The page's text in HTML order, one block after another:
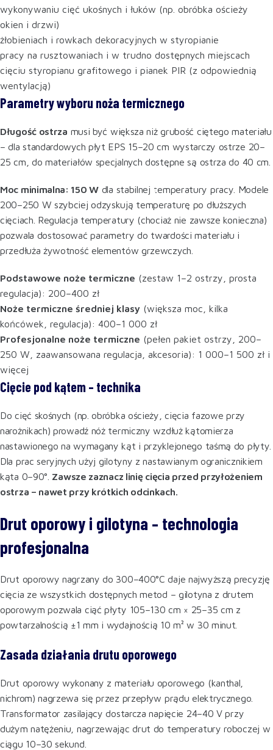
wykonywaniu cięć ukośnych i łuków (np. obróbka ościeży
okien i drzwi)
żłobieniach i rowkach dekoracyjnych w styropianie
pracy na rusztowaniach i w trudno dostępnych miejscach
cięciu styropianu grafitowego i pianek PIR (z odpowiednią
wentylacją)
Parametry wyboru noża termicznego
Długość ostrza musi być większa niż grubość ciętego materiału
– dla standardowych płyt EPS 15–20 cm wystarczy ostrze 20–
25 cm, do materiałów specjalnych dostępne są ostrza do 40 cm.
Moc minimalna: 150 W dla stabilnej temperatury pracy. Modele
200–250 W szybciej odzyskują temperaturę po dłuższych
cięciach. Regulacja temperatury (chociaż nie zawsze konieczna)
pozwala dostosować parametry do twardości materiału i
przedłuża żywotność elementów grzewczych.
Podstawowe noże termiczne (zestaw 1–2 ostrzy, prosta
regulacja): 200–400 zł
Noże termiczne średniej klasy (większa moc, kilka
końcówek, regulacja): 400–1 000 zł
Profesjonalne noże termiczne (pełen pakiet ostrzy, 200–
250 W, zaawansowana regulacja, akcesoria): 1 000–1 500 zł i
więcej
Cięcie pod kątem – technika
Do cięć skośnych (np. obróbka ościeży, cięcia fazowe przy
narożnikach) prowadź nóż termiczny wzdłuż kątomierza
nastawionego na wymagany kąt i przyklejonego taśmą do płyty.
Dla prac seryjnych użyj gilotyny z nastawianym ogranicznikiem
kąta 0–90°. Zawsze zaznacz linię cięcia przed przyłożeniem
ostrza – nawet przy krótkich odcinkach.
Drut oporowy i gilotyna – technologia
profesjonalna
Drut oporowy nagrzany do 300–400°C daje najwyższą precyzję
cięcia ze wszystkich dostępnych metod – gilotyna z drutem
oporowym pozwala ciąć płyty 105–130 cm × 25–35 cm z
powtarzalnością ±1 mm i wydajnością 10 m² w 30 minut.
Zasada działania drutu oporowego
Drut oporowy wykonany z materiału oporowego (kanthal,
nichrom) nagrzewa się przez przepływ prądu elektrycznego.
Transformator zasilający dostarcza napięcie 24–40 V przy
dużym natężeniu, nagrzewając drut do temperatury roboczej w
ciągu 10–30 sekund.